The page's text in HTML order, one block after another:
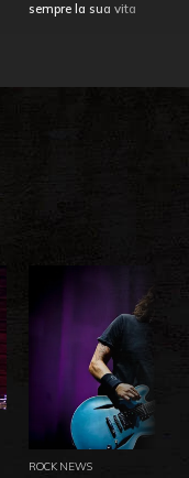
sempre la sua vita
ROCK NEWS